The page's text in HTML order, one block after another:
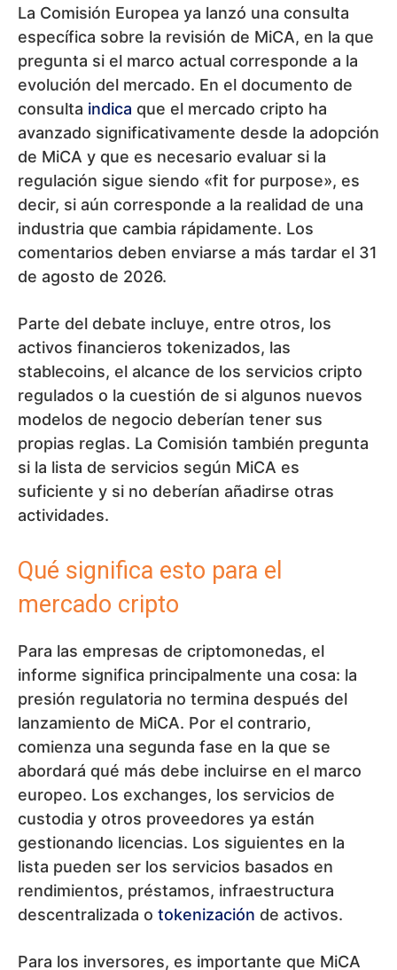
La Comisión Europea ya lanzó una consulta
específica sobre la revisión de MiCA, en la que
pregunta si el marco actual corresponde a la
evolución del mercado. En el documento de
consulta indica que el mercado cripto ha
avanzado significativamente desde la adopción
de MiCA y que es necesario evaluar si la
regulación sigue siendo «fit for purpose», es
decir, si aún corresponde a la realidad de una
industria que cambia rápidamente. Los
comentarios deben enviarse a más tardar el 31
de agosto de 2026.
Parte del debate incluye, entre otros, los
activos financieros tokenizados, las
stablecoins, el alcance de los servicios cripto
regulados o la cuestión de si algunos nuevos
modelos de negocio deberían tener sus
propias reglas. La Comisión también pregunta
si la lista de servicios según MiCA es
suficiente y si no deberían añadirse otras
actividades.
Qué significa esto para el
mercado cripto
Para las empresas de criptomonedas, el
informe significa principalmente una cosa: la
presión regulatoria no termina después del
lanzamiento de MiCA. Por el contrario,
comienza una segunda fase en la que se
abordará qué más debe incluirse en el marco
europeo. Los exchanges, los servicios de
custodia y otros proveedores ya están
gestionando licencias. Los siguientes en la
lista pueden ser los servicios basados en
rendimientos, préstamos, infraestructura
descentralizada o tokenización de activos.
Para los inversores, es importante que MiCA